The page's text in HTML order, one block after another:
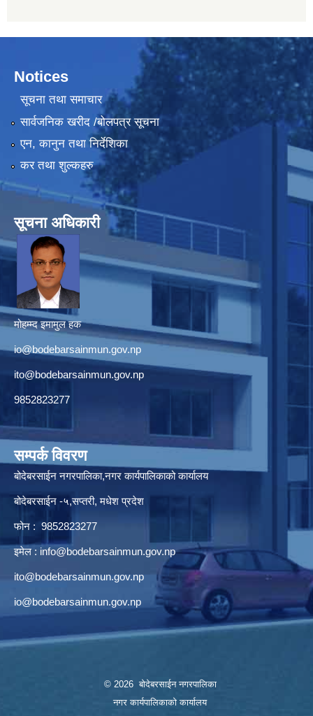
Notices
सूचना तथा समाचार
सार्वजनिक खरीद /बोलपत्र सूचना
एन, कानुन तथा निर्देशिका
कर तथा शुल्कहरु
सूचना अधिकारी
मोहम्म्द इमामुल हक
io@bodebarsainmun.gov.np
ito@bodebarsainmun.gov.np
9852823277
सम्पर्क विवरण
बोदेबरसाईन नगरपालिका,नगर कार्यपालिकाको कार्यालय
बोदेबरसाईन -५,सप्तरी, मधेश प्रदेश
फोन : 9852823277
इमेल : info@bodebarsainmun.gov.np
ito@bodebarsainmun.gov.np
io@bodebarsainmun.gov.np
© 2026 बोदेबरसाईन नगरपालिका
नगर कार्यपालिकाको कार्यालय